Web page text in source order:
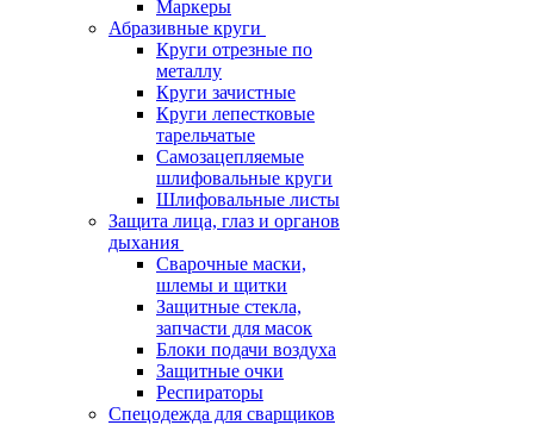
Маркеры
Абразивные круги
Круги отрезные по
металлу
Круги зачистные
Круги лепестковые
тарельчатые
Самозацепляемые
шлифовальные круги
Шлифовальные листы
Защита лица, глаз и органов
дыхания
Сварочные маски,
шлемы и щитки
Защитные стекла,
запчасти для масок
Блоки подачи воздуха
Защитные очки
Респираторы
Спецодежда для сварщиков